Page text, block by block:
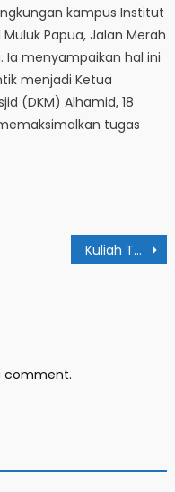
kampus Institut
Papua, Jalan Merah
Ia menyampaikan hal ini
menjadi Ketua
(DKM) Alhamid, 18
tugas
Kuliah Tamu Pascasarjana IAIN Papua: Ada Ghosting dan Stalking dalam Pernikahan
comment.